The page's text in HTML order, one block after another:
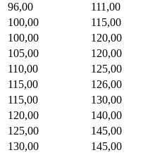
96,00
111,00
100,00
115,00
100,00
120,00
105,00
120,00
110,00
125,00
115,00
126,00
115,00
130,00
120,00
140,00
125,00
145,00
130,00
145,00